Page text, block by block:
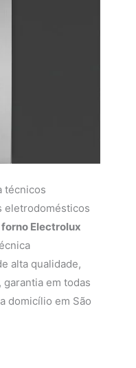
técnicos
eletrodomésticos
Electrolux
alta qualidade,
em todas
domicílio em São